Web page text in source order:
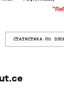
СТАТИСТИКА ПО